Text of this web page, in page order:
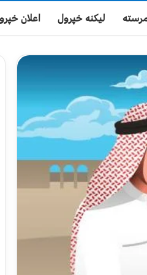
لیکنه خپرول اعلان